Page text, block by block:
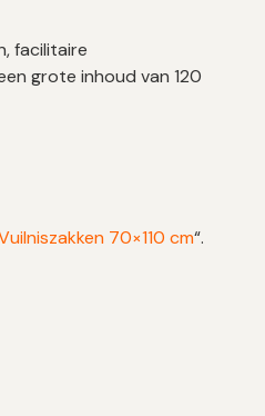
facilitaire
grote inhoud van 120
70×110 cm“.